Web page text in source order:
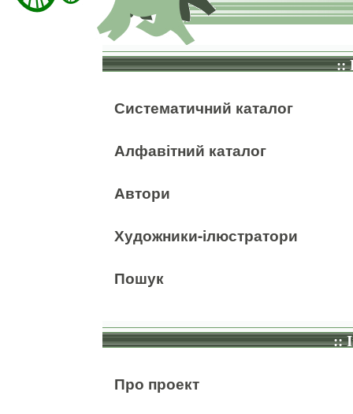
::
Систематичний каталог
Алфавітний каталог
Автори
Художники-ілюстратори
Пошук
::
Про проект